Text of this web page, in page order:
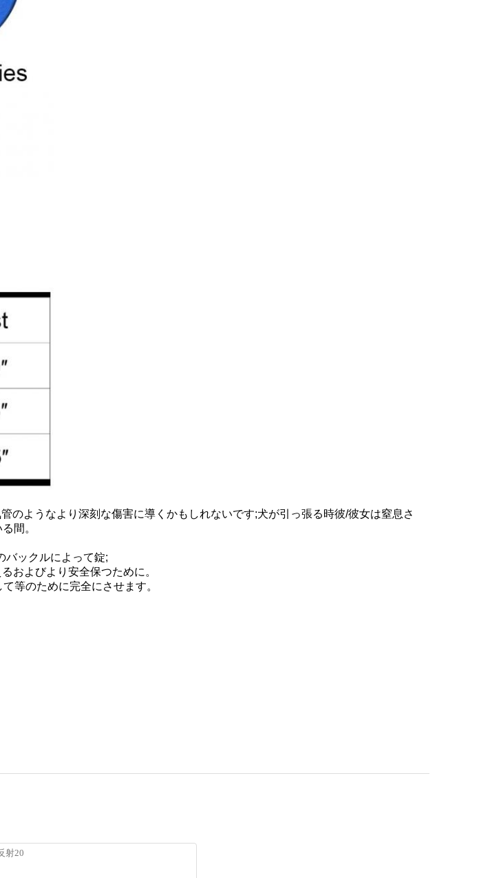
のようなより深刻な傷害に導くかもしれないです;犬が引っ張る時彼/彼女は窒息さ
間。
バックルによって錠;
およびより安全保つために。
等のために完全にさせます。